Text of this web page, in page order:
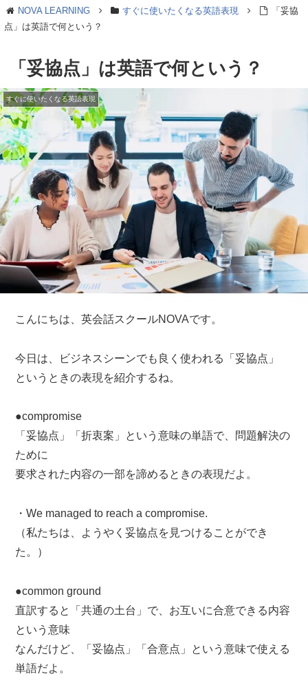
NOVA LEARNING すぐに使いたくなる英語表現
「妥協
点」は英語で何という？
「妥協点」は英語で何という？
すぐに使いたくなる英語表現
こんにちは、英会話スクールNOVAです。
今日は、ビジネスシーンでも良く使われる「妥協点」
というときの表現を紹介するね。
●compromise
「妥協点」「折衷案」という意味の単語で、問題解決の
ために
要求された内容の一部を諦めるときの表現だよ。
・We managed to reach a compromise.
（私たちは、ようやく妥協点を見つけることができ
た。）
●common ground
直訳すると「共通の土台」で、お互いに合意できる内容
という意味
なんだけど、「妥協点」「合意点」という意味で使える
単語だよ。